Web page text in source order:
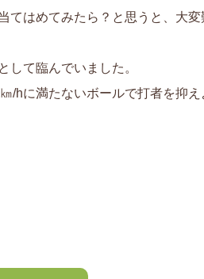
はめてみたら？と思うと、大変
して臨んでいました。
/hに満たないボールで打者を抑